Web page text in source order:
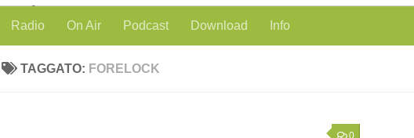
Radio On Air Podcast Download Info
TAGGATO: FORELOCK
0